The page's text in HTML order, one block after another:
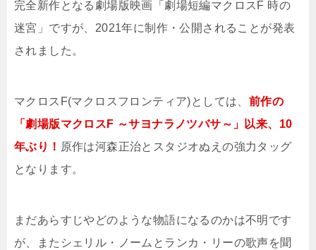
完全新作となる劇場版映画「劇場短編マクロスF 時の
迷宮」ですが、2021年に制作・公開されることが発表
されました。
マクロスF(マクロスフロンティア)としては、 前作の
「劇場版マクロスF ～サヨナラノツバサ～」以来、10
年ぶり！ 原作は河森正治とスタジオぬえの強力タッグ
となります。
まだあらすじやどのような物語になるのかは不明です
が、またシェリル・ノームとランカ・リーの歌声を聞